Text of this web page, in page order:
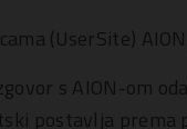
(UserSite)
s AION-om
postavlja